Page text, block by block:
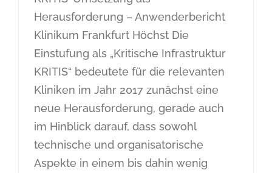
Herausforderung – Anwenderbericht
Klinikum Frankfurt Höchst Die
Einstufung als „Kritische Infrastruktur
KRITIS“ bedeutete für die relevanten
Kliniken im Jahr 2017 zunächst eine
neue Herausforderung, gerade auch
im Hinblick darauf, dass sowohl
technische und organisatorische
Aspekte in einem bis dahin wenig